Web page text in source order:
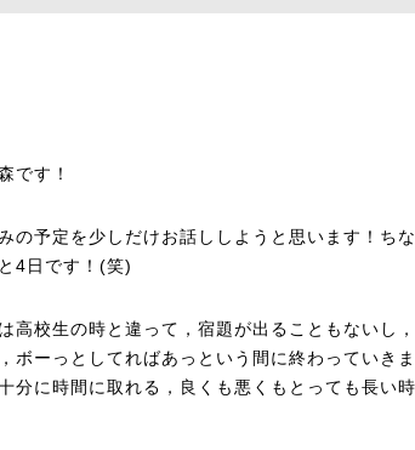
です！
の予定を少しだけお話ししようと思います！ち
4日です！(笑)
高校生の時と違って，宿題が出ることもないし
ボーっとしてればあっという間に終わっていき
分に時間に取れる，良くも悪くもとっても長い時